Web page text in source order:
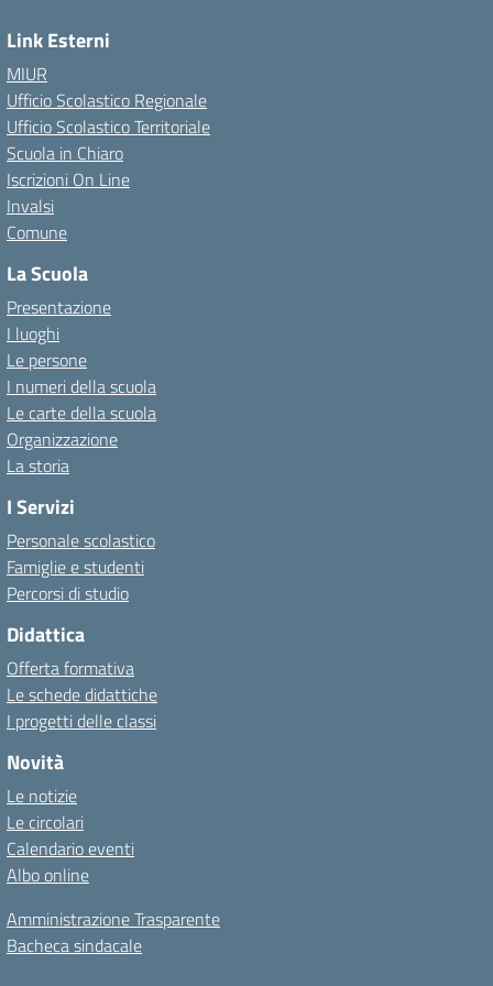
Link Esterni
MIUR
Ufficio Scolastico Regionale
Ufficio Scolastico Territoriale
Scuola in Chiaro
Iscrizioni On Line
Invalsi
Comune
La Scuola
Presentazione
I luoghi
Le persone
I numeri della scuola
Le carte della scuola
Organizzazione
La storia
I Servizi
Personale scolastico
Famiglie e studenti
Percorsi di studio
Didattica
Offerta formativa
Le schede didattiche
I progetti delle classi
Novità
Le notizie
Le circolari
Calendario eventi
Albo online
Amministrazione Trasparente
Bacheca sindacale